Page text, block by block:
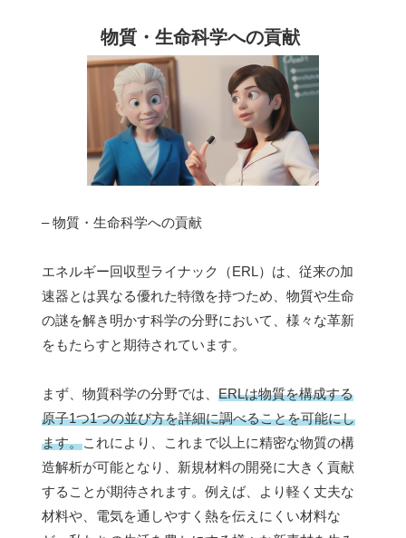
物質・生命科学への貢献
– 物質・生命科学への貢献
エネルギー回収型ライナック（ERL）は、従来の加
速器とは異なる優れた特徴を持つため、物質や生命
の謎を解き明かす科学の分野において、様々な革新
をもたらすと期待されています。
まず、物質科学の分野では、 ERLは物質を構成する
原子1つ1つの並び方を詳細に調べることを可能にし
ます。これにより、これまで以上に精密な物質の構
造解析が可能となり、新規材料の開発に大きく貢献
することが期待されます。例えば、より軽く丈夫な
材料や、電気を通しやすく熱を伝えにくい材料な